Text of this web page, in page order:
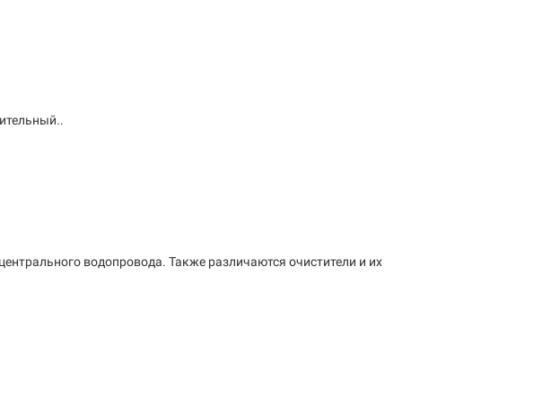
водопровода. Также различаются очистители и их